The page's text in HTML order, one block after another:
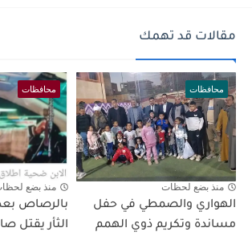
مقالات قد تهمك
محافظات
منذ بضع لحظات
الهواري والصمطي في حفل
مساندة وتكريم ذوي الهمم
محافظات
منذ بضع
بالرصاص
الثأر يقتل